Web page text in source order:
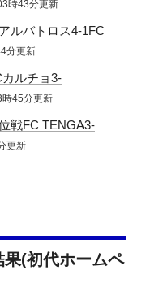
時43分更新
ルバトロス4-1FC
分更新
ルチョ3-
45分更新
戦FC TENGA3-
更新
(初代ホームペ